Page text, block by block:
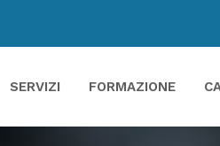
SERVIZI FORMAZIONE